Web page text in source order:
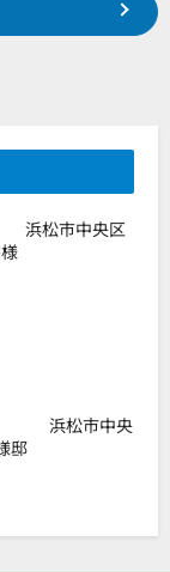
篠原町 S様邸
市中央区
松市中央